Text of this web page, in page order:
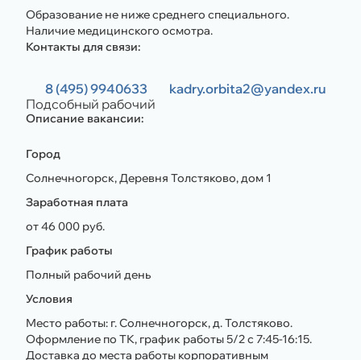
Образование не ниже среднего специального.
Наличие медицинского осмотра.
Контакты для связи:
8 (495) 9940633
kadry.orbita2@yandex.ru
Подсобный рабочий
Описание вакансии:
Город
Солнечногорск, Деревня Толстяково, дом 1
Заработная плата
от 46 000 руб.
График работы
Полный рабочий день
Условия
Место работы: г. Солнечногорск, д. Толстяково.
Оформление по ТК, график работы 5/2 с 7:45-16:15.
Доставка до места работы корпоративным